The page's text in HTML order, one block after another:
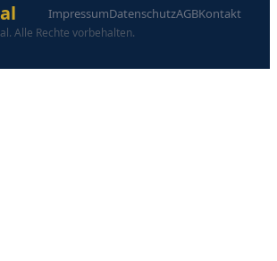
ImpressumDatenschutzAGBKontakt
Alle Rechte vorbehalten.